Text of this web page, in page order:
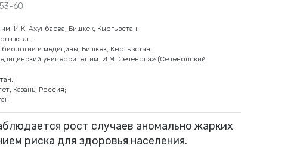
И.К. Ахунбаева, Бишкек, Кыргызстан;
и медицины, Бишкек, Кыргызстан;
университет им. И.М. Сеченова» (Сеченовский
Казань, Россия;
рост случаев аномально жарких
риска для здоровья населения.
60